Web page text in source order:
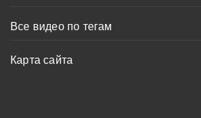
Все видео по тегам
Карта сайта